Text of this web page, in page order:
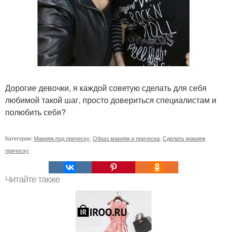
Дорогие девочки, я каждой советую сделать для себя
любимой такой шаг, просто довериться специалистам и
полюбить себя?
Категории: Макияж под прическу Образ макияж и прическа Сделать макияж
прическу
Читайте также